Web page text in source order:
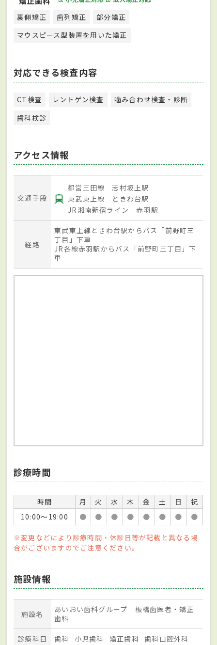
裏側矯正 歯列矯正
部分矯正
マウスピース型装置を用いた矯正
対応できる検査内容
CT検査 レントゲン検査
噛み合わせ検査・診断
歯科検診
アクセス情報
交通手段
都営三田線 志村坂上駅
東武東上線 ときわ台駅
JR湘南新宿ライン 赤羽駅
経路
東武東上線ときわ台駅からバス「前野町三
丁目」下車
JR各線赤羽駅からバス「前野町三丁目」下
車
診療時間
時間 月 火 水 木 金 土 日
祝
10:00～19:00
● ● ● ● ● ● ● ●
※変更などにより診療時間・休診日等が記載と異なる場
合がございますのでご注意ください。
施設情報
施設名
あいおい歯科グループ 板橋歯医者・矯正
歯科
診療科目 歯科 小児歯科 矯正歯科 歯科口腔外科